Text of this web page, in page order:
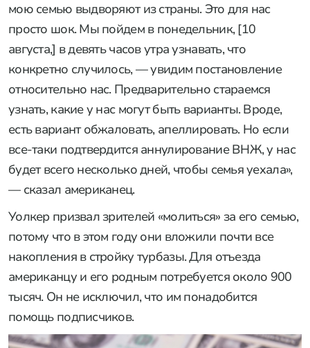
мою семью выдворяют из страны. Это для нас
просто шок. Мы пойдем в понедельник, [10
августа,] в девять часов утра узнавать, что
конкретно случилось, — увидим постановление
относительно нас. Предварительно стараемся
узнать, какие у нас могут быть варианты. Вроде,
есть вариант обжаловать, апеллировать. Но если
все-таки подтвердится аннулирование ВНЖ, у нас
будет всего несколько дней, чтобы семья уехала»,
— сказал американец.
Уолкер призвал зрителей «молиться» за его семью,
потому что в этом году они вложили почти все
накопления в стройку турбазы. Для отъезда
американцу и его родным потребуется около 900
тысяч. Он не исключил, что им понадобится
помощь подписчиков.